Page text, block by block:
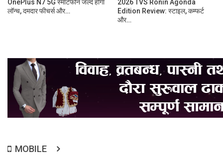
OnePlus N7 5G स्मार्टफोन जल्द होगा
लॉन्च, दमदार फीचर्स और…
2026 TVS Ronin Agonda
Edition Review: स्टाइल, कम्फर्ट
और…
MOBILE